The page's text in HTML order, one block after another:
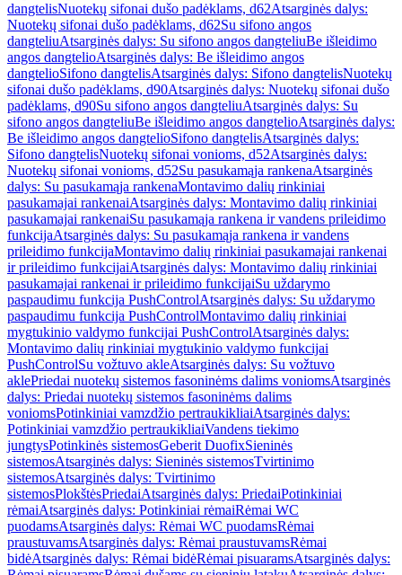
dangtelisNuotekų sifonai dušo padėklams, d62Atsarginės dalys:
Nuotekų sifonai dušo padėklams, d62Su sifono angos
dangteliuAtsarginės dalys: Su sifono angos dangteliuBe išleidimo
angos dangtelioAtsarginės dalys: Be išleidimo angos
dangtelioSifono dangtelisAtsarginės dalys: Sifono dangtelisNuotekų
sifonai dušo padėklams, d90Atsarginės dalys: Nuotekų sifonai dušo
padėklams, d90Su sifono angos dangteliuAtsarginės dalys: Su
sifono angos dangteliuBe išleidimo angos dangtelioAtsarginės dalys:
Be išleidimo angos dangtelioSifono dangtelisAtsarginės dalys:
Sifono dangtelisNuotekų sifonai vonioms, d52Atsarginės dalys:
Nuotekų sifonai vonioms, d52Su pasukamąja rankenaAtsarginės
dalys: Su pasukamąja rankenaMontavimo dalių rinkiniai
pasukamajai rankenaiAtsarginės dalys: Montavimo dalių rinkiniai
pasukamajai rankenaiSu pasukamąja rankena ir vandens prileidimo
funkcijaAtsarginės dalys: Su pasukamąja rankena ir vandens
prileidimo funkcijaMontavimo dalių rinkiniai pasukamajai rankenai
ir prileidimo funkcijaiAtsarginės dalys: Montavimo dalių rinkiniai
pasukamajai rankenai ir prileidimo funkcijaiSu uždarymo
paspaudimu funkcija PushControlAtsarginės dalys: Su uždarymo
paspaudimu funkcija PushControlMontavimo dalių rinkiniai
mygtukinio valdymo funkcijai PushControlAtsarginės dalys:
Montavimo dalių rinkiniai mygtukinio valdymo funkcijai
PushControlSu vožtuvo akleAtsarginės dalys: Su vožtuvo
aklePriedai nuotekų sistemos fasoninėms dalims voniomsAtsarginės
dalys: Priedai nuotekų sistemos fasoninėms dalims
voniomsPotinkiniai vamzdžio pertraukikliaiAtsarginės dalys:
Potinkiniai vamzdžio pertraukikliaiVandens tiekimo
jungtysPotinkinės sistemosGeberit DuofixSieninės
sistemosAtsarginės dalys: Sieninės sistemosTvirtinimo
sistemosAtsarginės dalys: Tvirtinimo
sistemosPlokštėsPriedaiAtsarginės dalys: PriedaiPotinkiniai
rėmaiAtsarginės dalys: Potinkiniai rėmaiRėmai WC
puodamsAtsarginės dalys: Rėmai WC puodamsRėmai
praustuvamsAtsarginės dalys: Rėmai praustuvamsRėmai
bidėAtsarginės dalys: Rėmai bidėRėmai pisuaramsAtsarginės dalys: